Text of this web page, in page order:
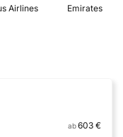
Emirates
ab603 €